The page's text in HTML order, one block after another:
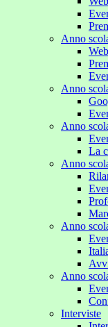
Anno
Anno
Anno
La
Anno
Anno
Anno
Interviste